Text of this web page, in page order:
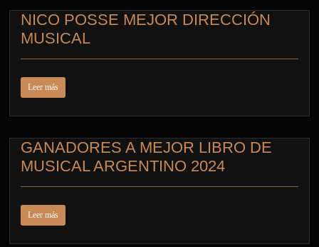
NICO POSSE MEJOR DIRECCIÓN
MUSICAL
Leer más
GANADORES A MEJOR LIBRO DE
MUSICAL ARGENTINO 2024
Leer más